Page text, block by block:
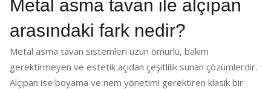
Metal asma tavan ile alçıpan
arasındaki fark nedir?
Metal asma tavan sistemleri uzun ömürlü, bakım
gerektirmeyen ve estetik açıdan çeşitlilik sunan çözümlerdir.
Alçıpan ise boyama ve nem yönetimi gerektiren klasik bir